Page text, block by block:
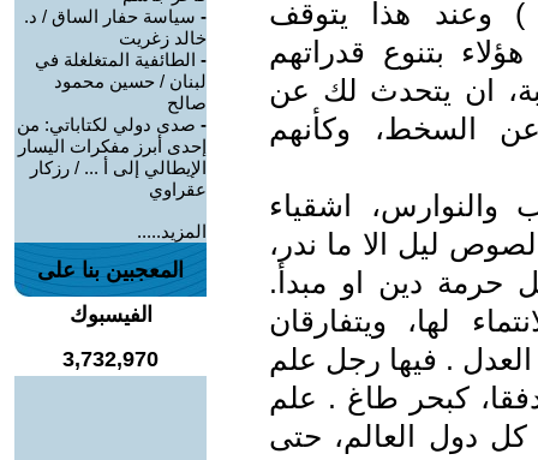
) وعند هذا يتوقف
بتنوع قدراتهم
ان يتحدث لك عن
عن السخط، وكأنهم
والنوارس، اشقياء
ليل الا ما ندر،
حرمة دين او مبدأ.
لها، ويتفارقان
العدل . فيها رجل علم
كبحر طاغ . علم
دول العالم، حتى
- سياسة حفار الساق / د.
خالد زغريت
- الطائفية المتغلغلة في
لبنان / حسين محمود
صالح
- صدى دولي لكتاباتي: من
إحدى أبرز مفكرات اليسار
الإيطالي إلى أ ... / رزكار
عقراوي
المزيد.....
المعجبين بنا على
الفيسبوك
3,732,970